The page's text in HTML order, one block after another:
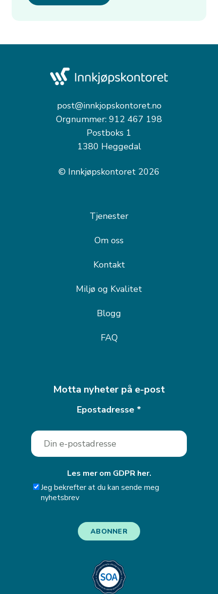
post@innkjopskontoret.no
Orgnummer: 912 467 198
Postboks 1
1380 Heggedal
© Innkjøpskontoret 2026
Tjenester
Om oss
Kontakt
Miljø og Kvalitet
Blogg
FAQ
Motta nyheter på e-post
Epostadresse *
Les mer om GDPR her.
Jeg bekrefter at du kan sende meg
nyhetsbrev
ABONNER